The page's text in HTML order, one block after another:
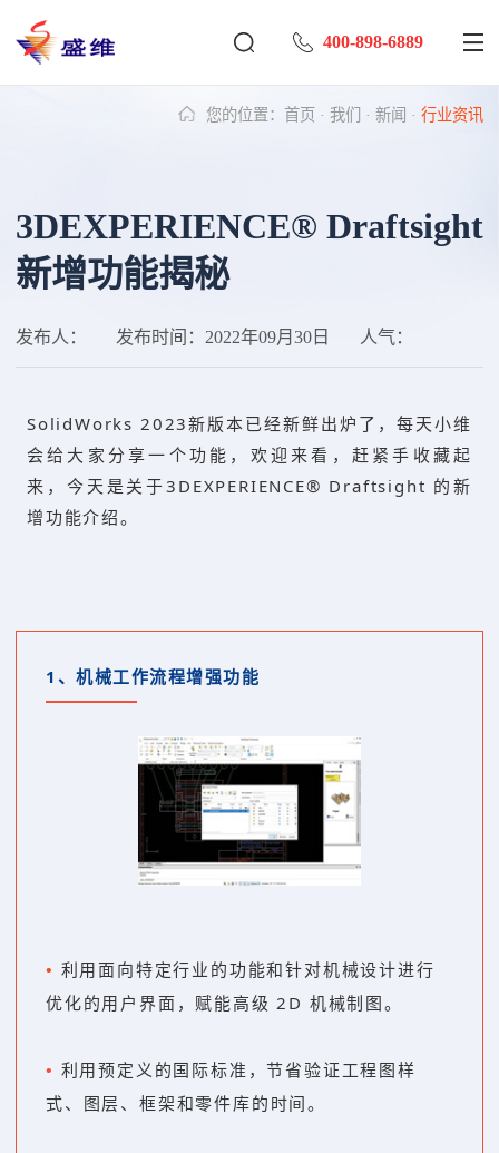
400-898-6889
您的位置： 首页 · 我们 · 新闻 · 行业资讯
3DEXPERIENCE® Draftsight
新增功能揭秘
发布人： 发布时间： 2022年09月30日 人气：
SolidWorks 2023新版本已经新鲜出炉了，每天小维
会给大家分享一个功能，欢迎来看，赶紧手收藏起
来，今天是关于3DEXPERIENCE® Draftsight 的新
增功能介绍。
1、 机械工作流程增强功能
• 利用面向特定行业的功能和针对机械设计进行
优化的用户界面，赋能高级 2D 机械制图。
• 利用预定义的国际标准，节省验证工程图样
式、图层、框架和零件库的时间。